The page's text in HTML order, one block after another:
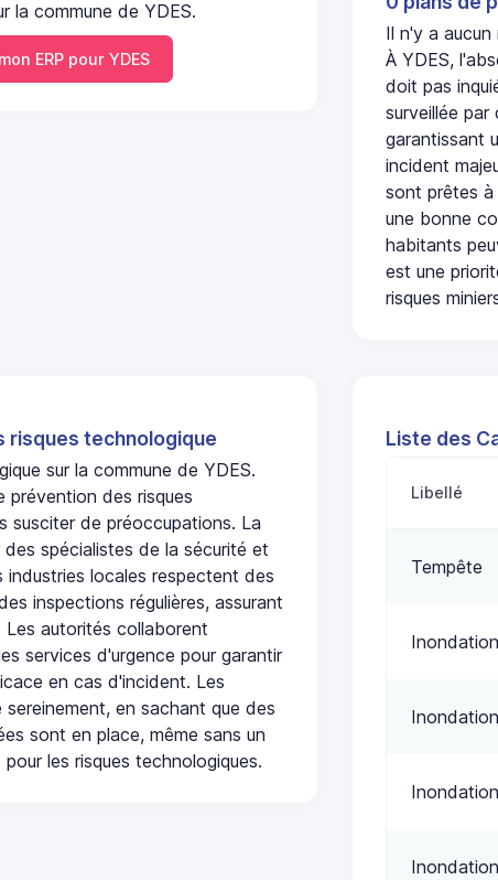
la commune de YDES.
ERP pour YDES
Il n'y a aucun
À YDES,
doit pas
surveillée
garantissant
incident
sont prêtes à
une bonne
habitants
est une
risques
risques technologique
sur la commune de YDES.
prévention des risques
susciter de préoccupations. La
spécialistes de la sécurité et
industries locales respectent des
inspections régulières, assurant
autorités collaborent
services d'urgence pour garantir
en cas d'incident. Les
en sachant que des
sont en place, même sans un
les risques technologiques.
Liste des
Libellé
Tempête